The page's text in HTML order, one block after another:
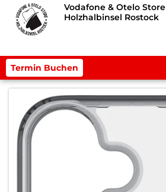
Vodafone & Otelo Store
Holzhalbinsel Rostock
Termin Buchen